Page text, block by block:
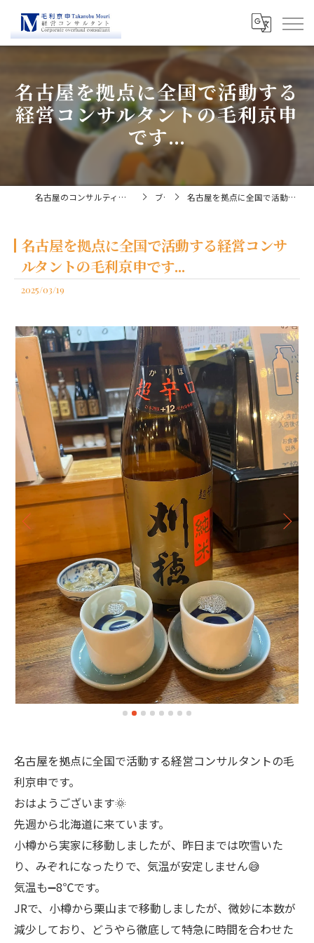
名古屋を拠点に全国で活動する
経営コンサルタントの毛利京申
です...
名古屋のコンサルティングなら経営コンサルタント毛利京申 ブログ 名古屋を拠点に全国で活動する経営コンサルタントの毛利京申です...
名古屋を拠点に全国で活動する経営コンサ
ルタントの毛利京申です...
2025/03/19
名古屋を拠点に全国で活動する経営コンサルタントの毛
利京申です。
おはようございます🌞
先週から北海道に来ています。
小樽から実家に移動しましたが、昨日までは吹雪いた
り、みぞれになったりで、気温が安定しません😅
気温も➖8℃です。
JRで、小樽から栗山まで移動しましたが、微妙に本数が
減少しており、どうやら徹底して特急に時間を合わせた